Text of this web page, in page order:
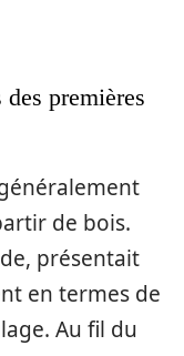
premières
de bois.
présentait
en termes de
Au fil du